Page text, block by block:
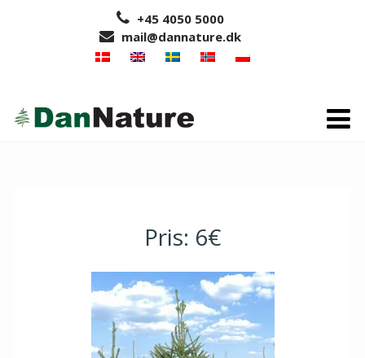
+45 4050 5000
mail@dannature.dk
Pris: 6€